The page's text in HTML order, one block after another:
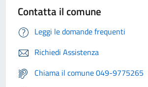
Contatta il comune
Leggi le domande frequenti
Richiedi Assistenza
Chiama il comune 049-9775265